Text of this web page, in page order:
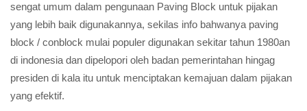
sengat umum dalam pengunaan Paving Block untuk pijakan
yang lebih baik digunakannya, sekilas info bahwanya paving
block / conblock mulai populer digunakan sekitar tahun 1980an
di indonesia dan dipelopori oleh badan pemerintahan hingag
presiden di kala itu untuk menciptakan kemajuan dalam pijakan
yang efektif.